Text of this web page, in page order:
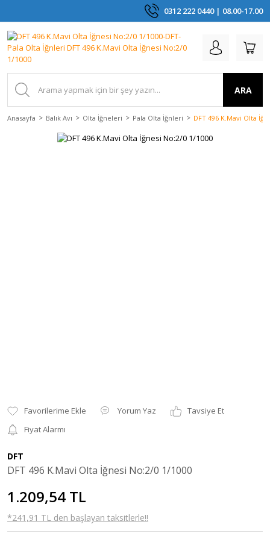
0312 222 0440 | 08.00-17.00
ARA
Anasayfa Balık Avı Olta İğneleri Pala Olta İğnleri DFT 496 K.Mavi Olta
Yorum Yaz
Tavsiye Et
Fiyat Alarmı
DFT
DFT 496 K.Mavi Olta İğnesi No:2/0 1/1000
1.209,54 TL
*241,91 TL den başlayan taksitlerle!!